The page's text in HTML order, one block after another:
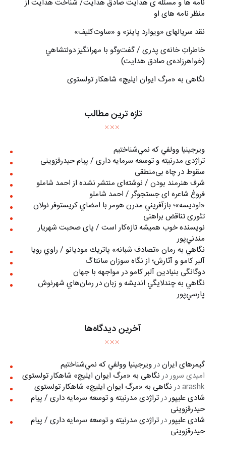
نامه ها و مسئله ی هدایت صادق هدایت/ شناخت هدایت از
منظر نامه های او
نقد سریالهای «ویوارد پاینز» و «ساوت‌کلیف»
خاطراتِ خانه‌ی پدری / گفت‌وگو با مهرانگيز دولتشاهي
(خواهرزاده‌ی صادق هدايت)
نگاهی به «مرگ ايوان ايليچ» شاهکار تولستوی
تازه ترین مطالب
ويرجينيا وولفي كه نمي‌شناختيم
تراژدی مدرنیته و توسعه سرمایه داری / پیام حیدرقزوینی
سقوط در چاه بی‌منطقی
شرف هنرمند بودن / نوشته‌ای منتشر نشده از احمد شاملو
فروغ شاعره ای جستجوگر / احمد شاملو
«اوديسه»؛ بازآفريني مدرن هومر با امضاي كريستوفر نولان
تئوری تناقض براهنی
نويسنده خوب هميشه تازه‌كار است / پای صحبت شهريار
مندني‌پور
نگاهي به رمان «تصادف شبانه» پاتريك موديانو / راوي رويا
آلبر کامو و آثارش؛ از نگاه سوزان سانتاگ
دوگانگی بنیادین آلبر کامو در مواجهه با جهان
نگاهي به چندلايگي انديشه و زبان در رمان‌هاي شهرنوش
پارسي‌پور
آخرین دیدگاه‌ها
گیمرهای ایراندرويرجينيا وولفي كه نمي‌شناختيم
امیدی سروردرنگاهی به «مرگ ايوان ايليچ» شاهکار تولستوی
arashkدرنگاهی به «مرگ ايوان ايليچ» شاهکار تولستوی
شادی علیپوردرتراژدی مدرنیته و توسعه سرمایه داری / پیام
حیدرقزوینی
شادی علیپوردرتراژدی مدرنیته و توسعه سرمایه داری / پیام
حیدرقزوینی